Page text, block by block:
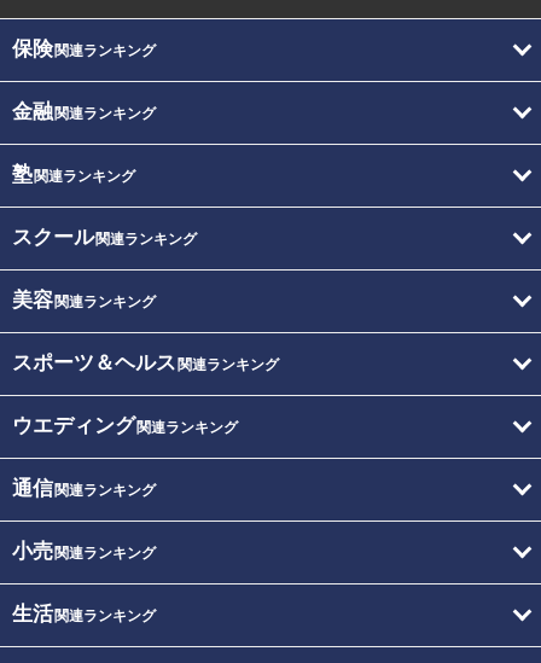
保険関連ランキング
金融関連ランキング
塾関連ランキング
スクール関連ランキング
美容関連ランキング
スポーツ＆ヘルス 関連ランキング
ウエディング関連ランキング
通信関連ランキング
小売関連ランキング
生活関連ランキング